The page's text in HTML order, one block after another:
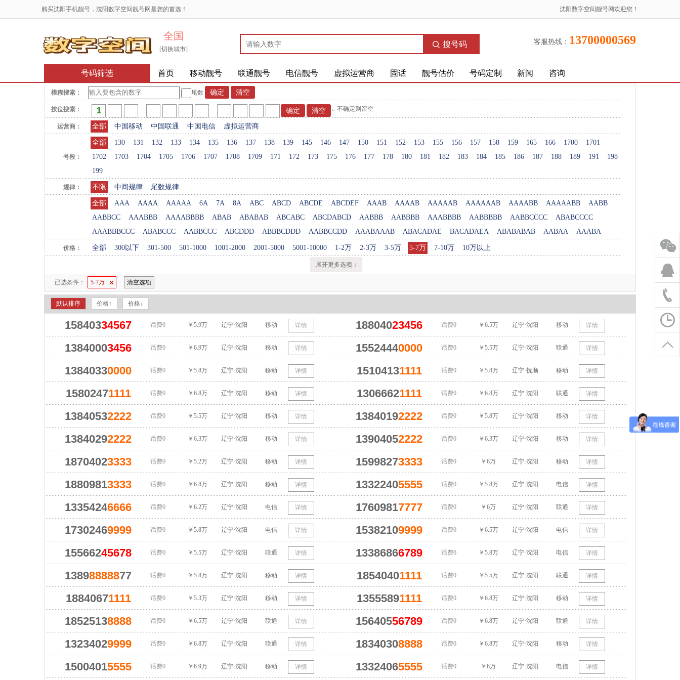
沈阳数字空间靓号网欢迎您！
购买沈阳手机靓号，沈阳数字空间靓号网是您的首选！
全国
[切换城市]
搜号码 客服热线： 13700000569
号码筛选 首页 移动靓号 联通靓号 电信靓号 虚拟运营商 固话 靓号估价 号码定制 新闻 咨询
模糊搜索： 尾数
按位搜索： ←不确定则留空
运营商： 全部 中国移动 中国联通 中国电信 虚拟运营商
号段：
全部 130 131 132 133 134 135 136 137 138 139 145 146 147 150 151 152 153 155 156 157 158 159 165 166 1700
1701
1702
1703 1704 1705 1706 1707 1708 1709 171 172 173 175 176 177 178 180 181 182 183 184 185 186 187 188 189 191
198
199
规律： 不限 中间规律 尾数规律
全部 AAA AAAA AAAAA 6A 7A 8A ABC ABCD ABCDE ABCDEF AAAB AAAAB AAAAAB AAAAAAB AAAABB AAAAABB
AABB
AABBCC
AAABBB AAAABBBB ABAB ABABAB ABCABC ABCDABCD AABBB AABBBB AAABBBB AABBBBB AABBCCCC
ABABCCCC
AAABBBCCC
ABABCCC AABBCCC ABCDDD ABBBCDDD AABBCCDD AAABAAAB ABACADAE BACADAEA ABABABAB AABAA AAABA
价格： 全部 300以下 301-500 501-1000 1001-2000 2001-5000 5001-10000 1-2万 2-3万 3-5万 5-7万 7-10万 10万以上
展开更多选项 ↓
已选条件： 5-7万 清空选项
默认排序 价格↑ 价格↓
15840334567 话费0 ￥5.9万 辽宁·沈阳 移动 详情 18804023456 话费0 ￥6.5万 辽宁·沈阳 移动 详情
13840003456 话费0 ￥6.9万 辽宁·沈阳 移动 详情 15524440000 话费0 ￥5.5万 辽宁·沈阳 联通 详情
13840330000 话费0 ￥5.8万 辽宁·沈阳 移动 详情 15104131111 话费0 ￥5.8万 辽宁·抚顺 移动 详情
15802471111 话费0 ￥6.8万 辽宁·沈阳 移动 详情 13066621111 话费0 ￥6.8万 辽宁·沈阳 联通 详情
13840532222 话费0 ￥5.5万 辽宁·沈阳 移动 详情 13840192222 话费0 ￥5.8万 辽宁·沈阳 移动 详情
13840292222 话费0 ￥6.3万 辽宁·沈阳 移动 详情 13904052222 话费0 ￥6.3万 辽宁·沈阳 移动 详情
18704023333 话费0 ￥5.2万 辽宁·沈阳 移动 详情 15998273333 话费0 ￥6万 辽宁·沈阳 移动 详情
18809813333 话费0 ￥6.8万 辽宁·沈阳 移动 详情 13322405555 话费0 ￥5.8万 辽宁·沈阳 电信 详情
13354246666 话费0 ￥6.2万 辽宁·沈阳 电信 详情 17609817777 话费0 ￥6万 辽宁·沈阳 联通 详情
17302469999 话费0 ￥5.8万 辽宁·沈阳 电信 详情 15382109999 话费0 ￥6.5万 辽宁·沈阳 电信 详情
15566245678 话费0 ￥5.5万 辽宁·沈阳 联通 详情 13386866789 话费0 ￥5.8万 辽宁·沈阳 电信 详情
13898888877 话费0 ￥5.8万 辽宁·沈阳 移动 详情 18540401111 话费0 ￥5.5万 辽宁·沈阳 联通 详情
18840671111 话费0 ￥5.3万 辽宁·沈阳 移动 详情 13555891111 话费0 ￥6.8万 辽宁·沈阳 移动 详情
18525138888 话费0 ￥6.5万 辽宁·沈阳 联通 详情 15640556789 话费0 ￥6.8万 辽宁·沈阳 联通 详情
13234029999 话费0 ￥6.8万 辽宁·沈阳 联通 详情 18340308888 话费0 ￥6.8万 辽宁·沈阳 移动 详情
15004015555 话费0 ￥6.9万 辽宁·沈阳 移动 详情 13324065555 话费0 ￥6万 辽宁·沈阳 电信 详情